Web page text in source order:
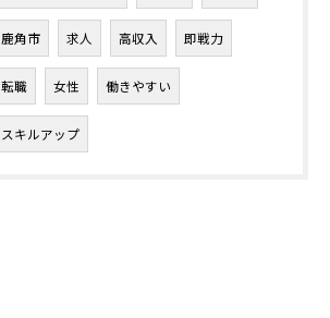
鹿角市 求人 高収入 即戦力
転職 女性 働きやすい
スキルアップ